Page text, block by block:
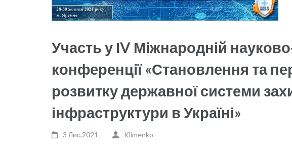
Участь у ІV Міжнародній
конференції «Становлення та
розвитку державної системи
інфраструктури в Україні»
3 Лис,2021 Klimenko